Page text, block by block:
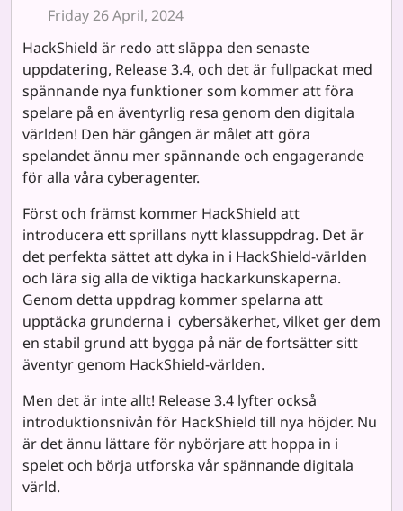
Friday 26 April, 2024
HackShield är redo att släppa den senaste
uppdatering, Release 3.4, och det är fullpackat med
spännande nya funktioner som kommer att föra
spelare på en äventyrlig resa genom den digitala
världen! Den här gången är målet att göra
spelandet ännu mer spännande och engagerande
för alla våra cyberagenter.
Först och främst kommer HackShield att
introducera ett sprillans nytt klassuppdrag. Det är
det perfekta sättet att dyka in i HackShield-världen
och lära sig alla de viktiga hackarkunskaperna.
Genom detta uppdrag kommer spelarna att
upptäcka grunderna i cybersäkerhet, vilket ger dem
en stabil grund att bygga på när de fortsätter sitt
äventyr genom HackShield-världen.
Men det är inte allt! Release 3.4 lyfter också
introduktionsnivån för HackShield till nya höjder. Nu
är det ännu lättare för nybörjare att hoppa in i
spelet och börja utforska vår spännande digitala
värld.